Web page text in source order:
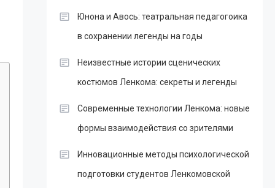
Юнона и Авось: театральная педагогоика
в сохранении легенды на годы
Неизвестные истории сценических
костюмов Ленкома: секреты и легенды
Современные технологии Ленкома: новые
формы взаимодействия со зрителями
Инновационные методы психологической
подготовки студентов Ленкомовской